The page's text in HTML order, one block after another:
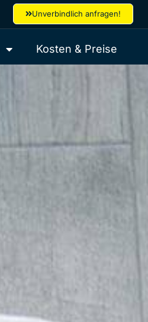
Unverbindlich anfragen!
Kosten & Preise